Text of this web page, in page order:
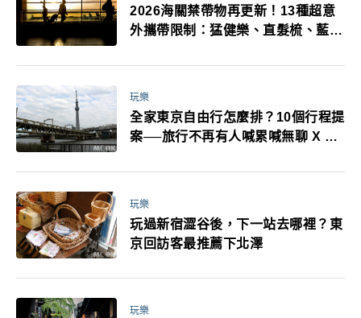
2026海關禁帶物再更新！13種超意
外攜帶限制：猛健樂、直髮梳、藍牙
萬！注意事項一次看！
玩樂
全家東京自由行怎麼排？10個行程提
案──旅行不再有人喊累喊無聊 X 爸
玩樂
玩過新宿澀谷後，下一站去哪裡？東
京回訪客最推薦下北澤
玩樂